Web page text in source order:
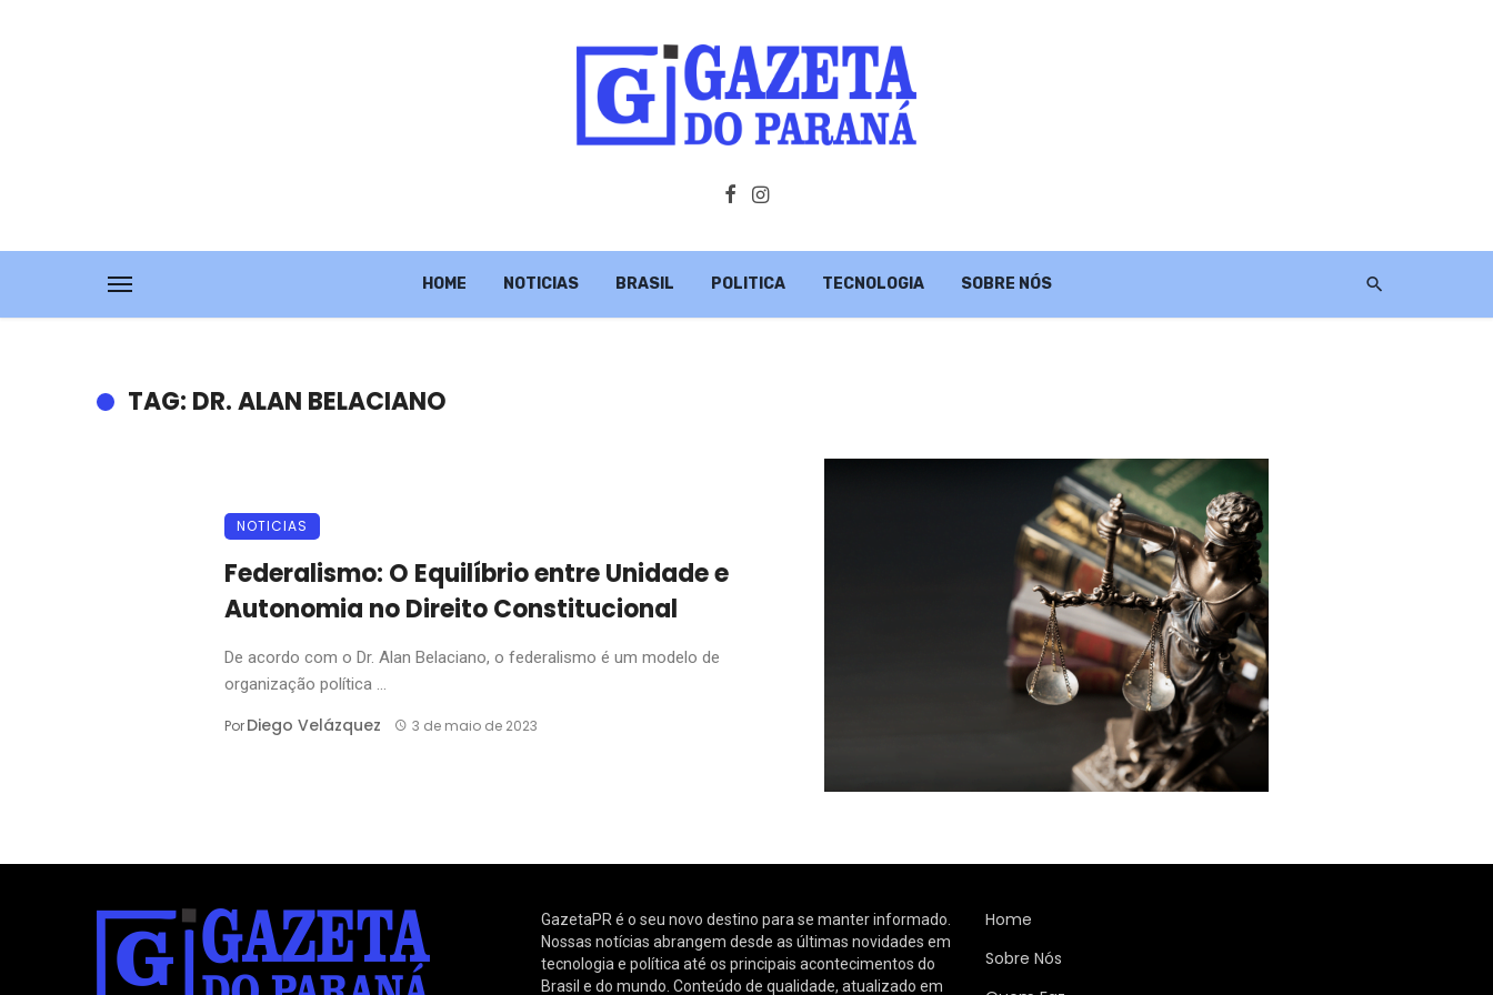
HOME NOTICIAS BRASIL POLITICA TECNOLOGIA SOBRE NÓS
TAG: DR. ALAN BELACIANO
NOTICIAS
Federalismo: O Equilíbrio entre Unidade e
Autonomia no Direito Constitucional
De acordo com o Dr. Alan Belaciano, o federalismo é um modelo de
organização política ...
PorDiego Velázquez 3 de maio de 2023
GazetaPR é o seu novo destino para se manter informado.
Nossas notícias abrangem desde as últimas novidades em
tecnologia e política até os principais acontecimentos do
Brasil e do mundo. Conteúdo de qualidade, atualizado em
Home
Sobre Nós